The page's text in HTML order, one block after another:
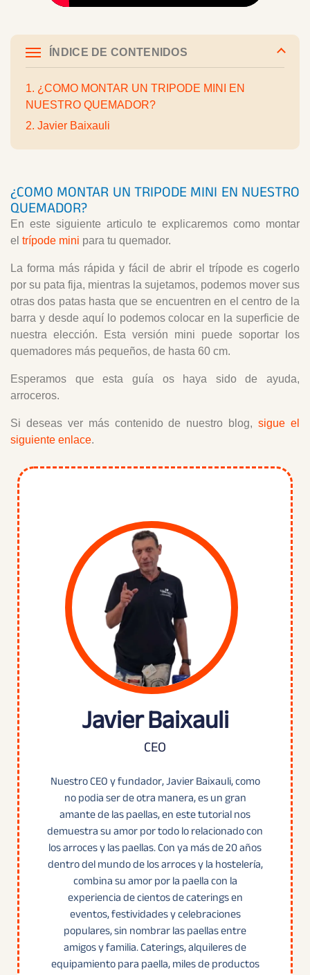
ÍNDICE DE CONTENIDOS
1. ¿COMO MONTAR UN TRIPODE MINI EN
NUESTRO QUEMADOR?
2. Javier Baixauli
¿COMO MONTAR UN TRIPODE MINI EN NUESTRO
QUEMADOR?
En este siguiente articulo te explicaremos como montar
el trípode mini para tu quemador.
La forma más rápida y fácil de abrir el trípode es cogerlo
por su pata fija, mientras la sujetamos, podemos mover sus
otras dos patas hasta que se encuentren en el centro de la
barra y desde aquí lo podemos colocar en la superficie de
nuestra elección. Esta versión mini puede soportar los
quemadores más pequeños, de hasta 60 cm.
Esperamos que esta guía os haya sido de ayuda,
arroceros.
Si deseas ver más contenido de nuestro blog,sigue el
siguiente enlace.
Javier Baixauli
CEO
Nuestro CEO y fundador, Javier Baixauli, como
no podia ser de otra manera, es un gran
amante de las paellas, en este tutorial nos
demuestra su amor por todo lo relacionado con
los arroces y las paellas. Con ya más de 20 años
dentro del mundo de los arroces y la hostelería,
combina su amor por la paella con la
experiencia de cientos de caterings en
eventos, festividades y celebraciones
populares, sin nombrar las paellas entre
amigos y familia. Caterings, alquileres de
equipamiento para paella, miles de productos